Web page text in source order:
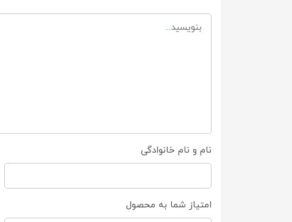
نام و نام خانوادگی
امتیاز شما به محصول